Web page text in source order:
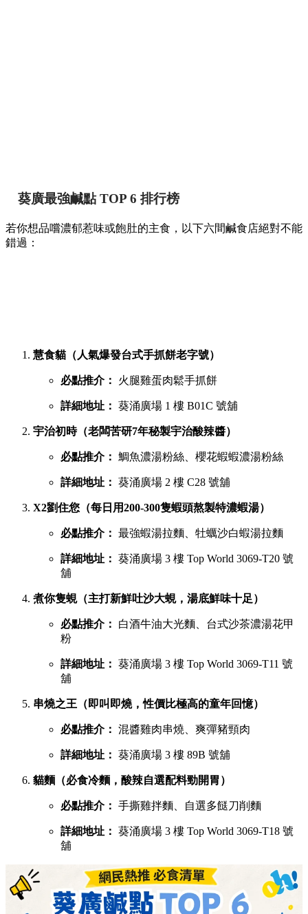
葵廣最強鹹點 TOP 6 排行榜
若你想品嚐濃郁惹味或飽肚的主食，以下六間鹹食店絕對不能
錯過：
慧食貓（人氣爆發台式手抓餅老字號）
必點推介： 火腿雞蛋肉鬆手抓餅
詳細地址： 葵涌廣場 1 樓 B01C 號舖
宇治初時（老闆苦研7年秘製宇治酸辣醬）
必點推介： 鯛魚濃湯粉絲、櫻花蝦蝦濃湯粉絲
詳細地址： 葵涌廣場 2 樓 C28 號舖
X2劉住您（每日用200-300隻蝦頭熬製特濃蝦湯）
必點推介： 最強蝦湯拉麵、牡蠣沙白蝦湯拉麵
詳細地址： 葵涌廣場 3 樓 Top World 3069-T20 號
舖
煮你隻蜆（主打新鮮吐沙大蜆，湯底鮮味十足）
必點推介：
白酒牛油大光麵、台式沙茶濃湯花甲
粉
詳細地址： 葵涌廣場 3 樓 Top World 3069-T11 號
舖
串燒之王（即叫即燒，性價比極高的童年回憶）
必點推介： 混醬雞肉串燒、爽彈豬頸肉
詳細地址： 葵涌廣場 3 樓 89B 號舖
貓麵（必食冷麵，酸辣自選配料勁開胃）
必點推介： 手撕雞拌麵、自選多餸刀削麵
詳細地址： 葵涌廣場 3 樓 Top World 3069-T18 號
舖